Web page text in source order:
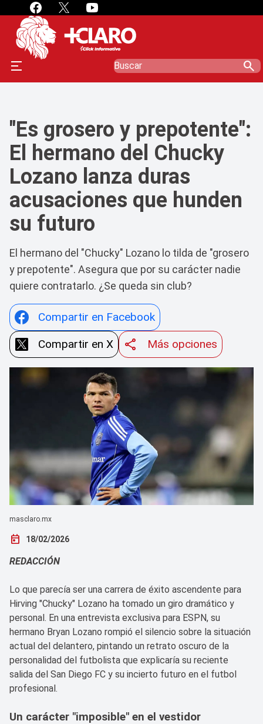
" />
search
"Es grosero y prepotente":
El hermano del Chucky
Lozano lanza duras
acusaciones que hunden
su futuro
El hermano del "Chucky" Lozano lo tilda de "grosero
y prepotente". Asegura que por su carácter nadie
quiere contratarlo. ¿Se queda sin club?
Compartir en Facebook
Compartir en X
Más opciones
masclaro.mx
today 18/02/2026
REDACCIÓN
Lo que parecía ser una carrera de éxito ascendente para
Hirving "Chucky" Lozano ha tomado un giro dramático y
personal. En una entrevista exclusiva para ESPN, su
hermano Bryan Lozano rompió el silencio sobre la situación
actual del delantero, pintando un retrato oscuro de la
personalidad del futbolista que explicaría su reciente
salida del San Diego FC y su incierto futuro en el futbol
profesional.
Un carácter "imposible" en el vestidor